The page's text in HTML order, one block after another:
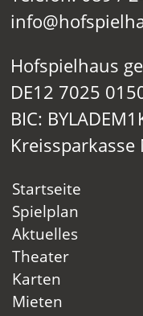
Hofspielhaus
DE12 7025
BIC:
Kreissparkasse
Startseite
Spielplan
Aktuelles
Theater
Karten
Mieten